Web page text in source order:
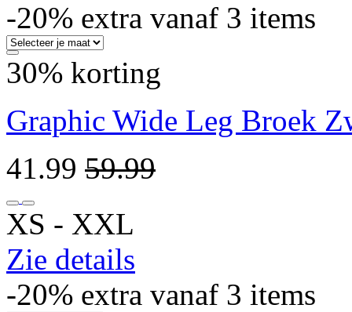
-20% extra vanaf 3 items
30% korting
Graphic Wide Leg Broek
41.99 59.99
XS ‐ XXL
Zie details
-20% extra vanaf 3 items